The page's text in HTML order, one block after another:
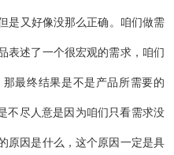
是又好像没那么正确。咱们做需
表述了一个很宏观的需求，咱们
最终结果是不是产品所需要的
不尽人意是因为咱们只看需求没
原因是什么，这个原因一定是具